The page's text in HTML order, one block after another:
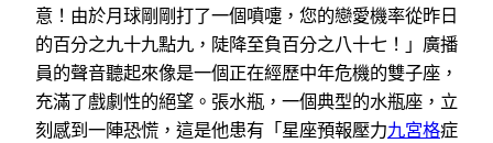
意！由於月球剛剛打了一個噴嚏，您的戀愛機率從昨日
的百分之九十九點九，陡降至負百分之八十七！」廣播
員的聲音聽起來像是一個正在經歷中年危機的雙子座，
充滿了戲劇性的絕望。張水瓶，一個典型的水瓶座，立
刻感到一陣恐慌，這是他患有「星座預報壓力九宮格症